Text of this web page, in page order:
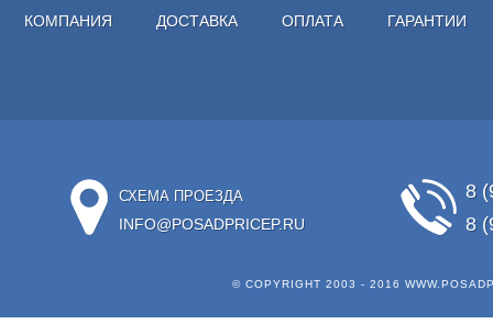
КОМПАНИЯ ДОСТАВКА ОПЛАТА ГАРАНТИИ
СХЕМА ПРОЕЗДА
INFO@POSADPRICEP.RU
8
8
© COPYRIGHT 2003 - 2016